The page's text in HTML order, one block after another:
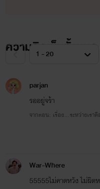
ความคิดเห็นทั้งหมด
parjan
รออยู่จร้า
จากตอน: เรื่อง...ระหว่างเราคื
War-Where
55555ไม่คาดหวัง ไม่ผิด